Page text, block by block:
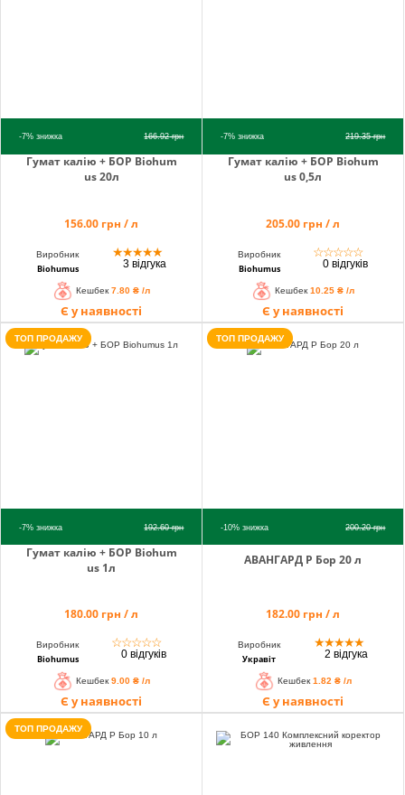
-7%знижка 166.92грн
Гумат калію + БОР Biohum
us 20л
156.00 грн / л
Виробник
Biohumus
★★★★★
3 відгука
Кешбек 7.80 ₴ /л
Є у наявності
-7%знижка 219.35грн
Гумат калію + БОР Biohum
us 0,5л
205.00 грн / л
Виробник
Biohumus
☆☆☆☆☆
0 відгуків
Кешбек 10.25 ₴ /л
Є у наявності
ТОП ПРОДАЖУ
-7%знижка 192.60грн
Гумат калію + БОР Biohum
us 1л
180.00 грн / л
Виробник
Biohumus
☆☆☆☆☆
0 відгуків
Кешбек 9.00 ₴ /л
Є у наявності
ТОП ПРОДАЖУ
-10%знижка 200.20грн
АВАНГАРД Р Бор 20 л
182.00 грн / л
Виробник
Укравіт
★★★★★
2 відгука
Кешбек 1.82 ₴ /л
Є у наявності
ТОП ПРОДАЖУ